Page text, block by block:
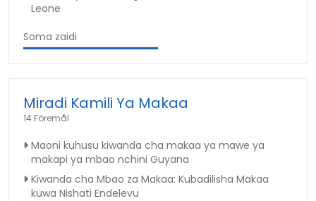
Leone
Soma zaidi
Miradi Kamili Ya Makaa
14 Föremål
Maoni kuhusu kiwanda cha makaa ya mawe ya
makapi ya mbao nchini Guyana
Kiwanda cha Mbao za Makaa: Kubadilisha Makaa
kuwa Nishati Endelevu